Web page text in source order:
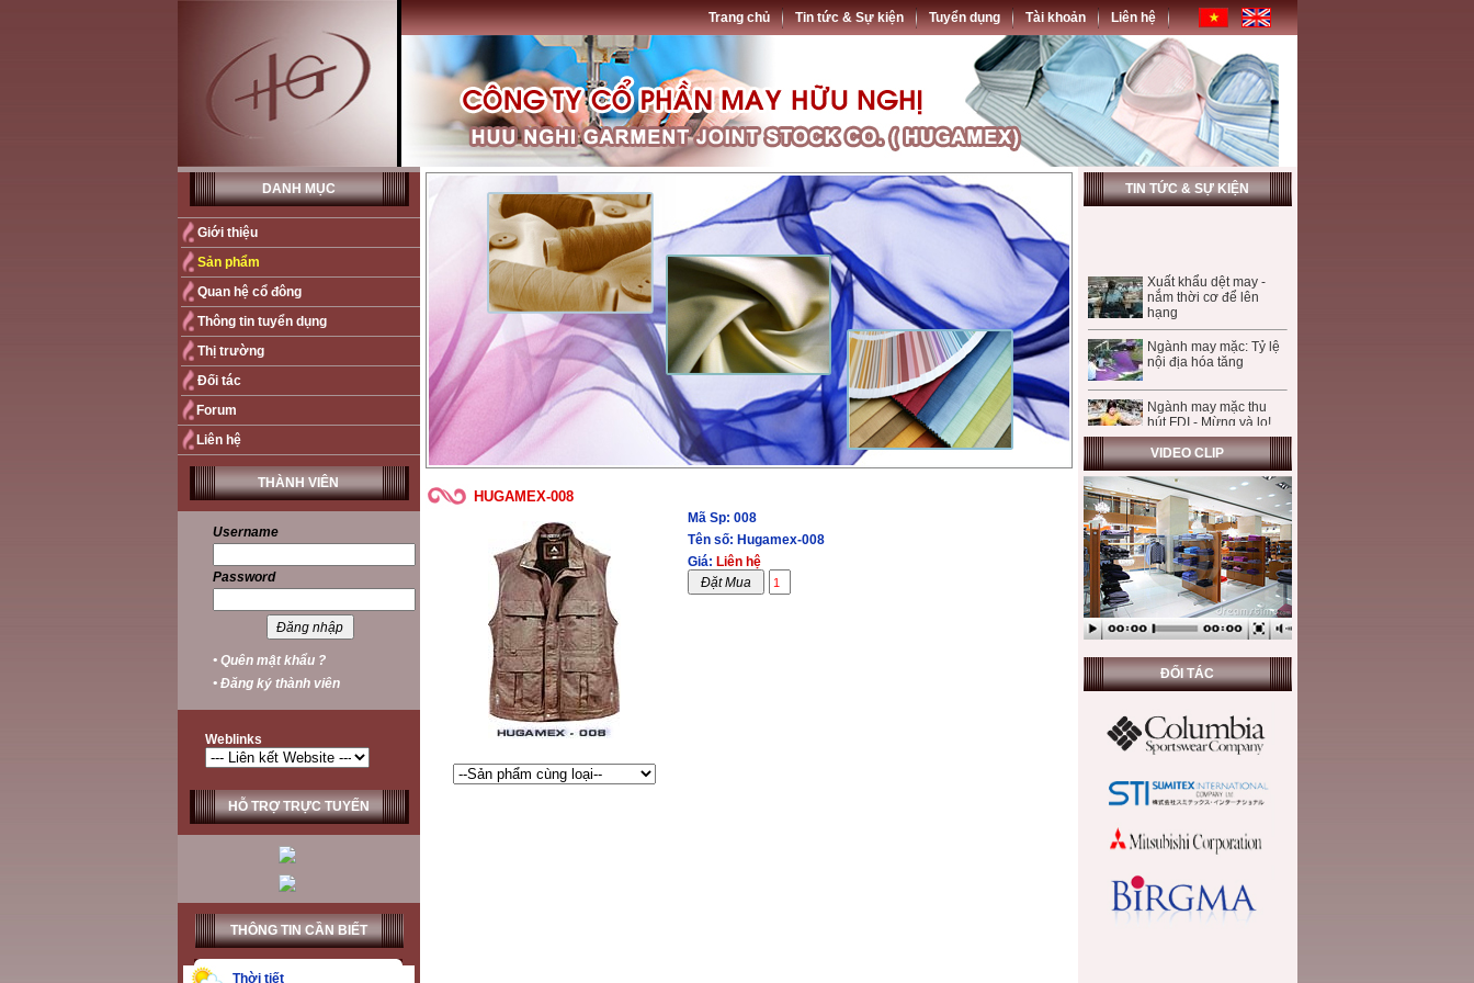
Trang chủ Tin tức & Sự kiện Tuyển dụng Tài khoản Liên hệ
DANH MỤC
Giới thiệu
Sản phẩm
Quan hệ cổ đông
Thông tin tuyển dụng
Thị trường
Đối tác
Forum
Liên hệ
THÀNH VIÊN
Username
Password
• Quên mật khẩu ?
• Đăng ký thành viên
Weblinks
HỖ TRỢ TRỰC TUYẾN
THÔNG TIN CẦN BIẾT
Thời tiết
HUGAMEX-008
Mã Sp: 008
Tên số: Hugamex-008
Giá: Liên hệ
TIN TỨC & SỰ KIỆN
Xuất khẩu dệt may -
nắm thời cơ để lên
hạng
Ngành may mặc: Tỷ lệ
nội địa hóa tăng
Ngành may mặc thu
hút FDI - Mừng và lo!
VIDEO CLIP
ĐỐI TÁC